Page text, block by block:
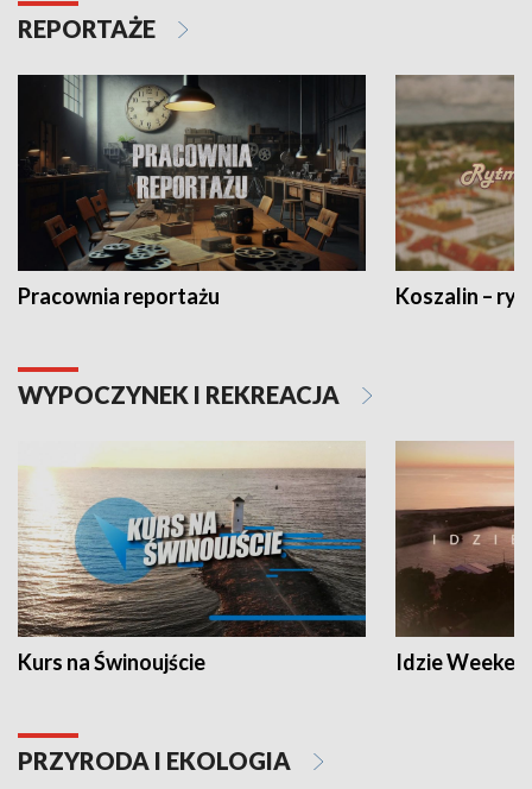
REPORTAŻE
Pracownia reportażu Koszalin –
WYPOCZYNEK I REKREACJA
Kurs na Świnoujście Idzie
PRZYRODA I EKOLOGIA